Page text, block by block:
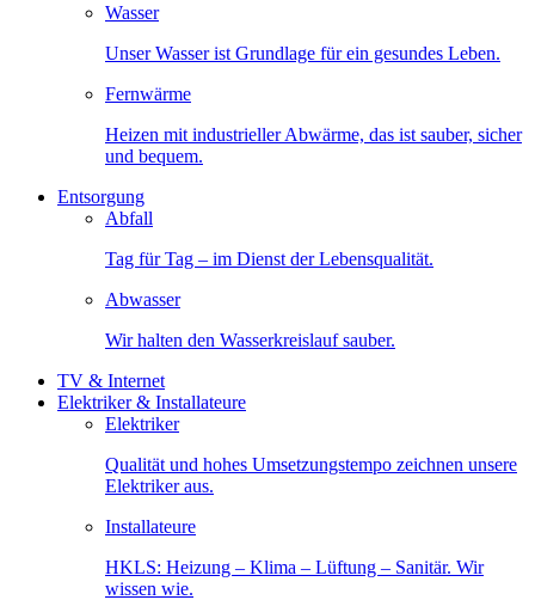
Wasser
Unser Wasser ist Grundlage für ein gesundes Leben.
Fernwärme
Heizen mit industrieller Abwärme, das ist sauber, sicher
und bequem.
Entsorgung
Abfall
Tag für Tag – im Dienst der Lebensqualität.
Abwasser
Wir halten den Wasserkreislauf sauber.
TV & Internet
Elektriker & Installateure
Elektriker
Qualität und hohes Umsetzungstempo zeichnen unsere
Elektriker aus.
Installateure
HKLS: Heizung – Klima – Lüftung – Sanitär. Wir
wissen wie.